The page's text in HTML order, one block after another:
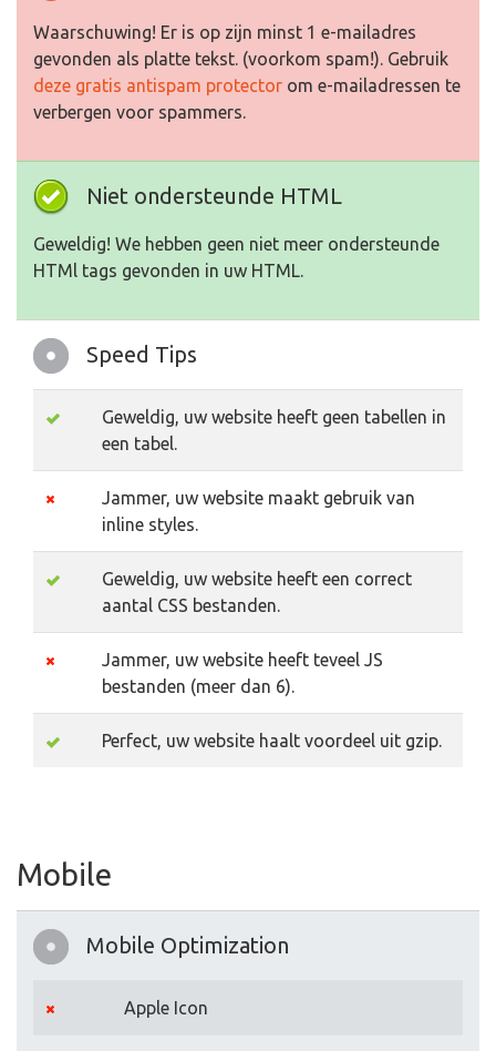
Waarschuwing! Er is op zijn minst 1 e-mailadres
gevonden als platte tekst. (voorkom spam!). Gebruik
deze gratis antispam protector om e-mailadressen te
verbergen voor spammers.
Niet ondersteunde HTML
Geweldig! We hebben geen niet meer ondersteunde
HTMl tags gevonden in uw HTML.
Speed Tips
Geweldig, uw website heeft geen tabellen in
een tabel.
Jammer, uw website maakt gebruik van
inline styles.
Geweldig, uw website heeft een correct
aantal CSS bestanden.
Jammer, uw website heeft teveel JS
bestanden (meer dan 6).
Perfect, uw website haalt voordeel uit gzip.
Mobile
Mobile Optimization
Apple Icon